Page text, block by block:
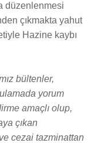
düzenlenmesi
çıkmakta yahut
Hazine kaybı
bültenler,
yorum
amaçlı olup,
çıkan
cezai tazminattan